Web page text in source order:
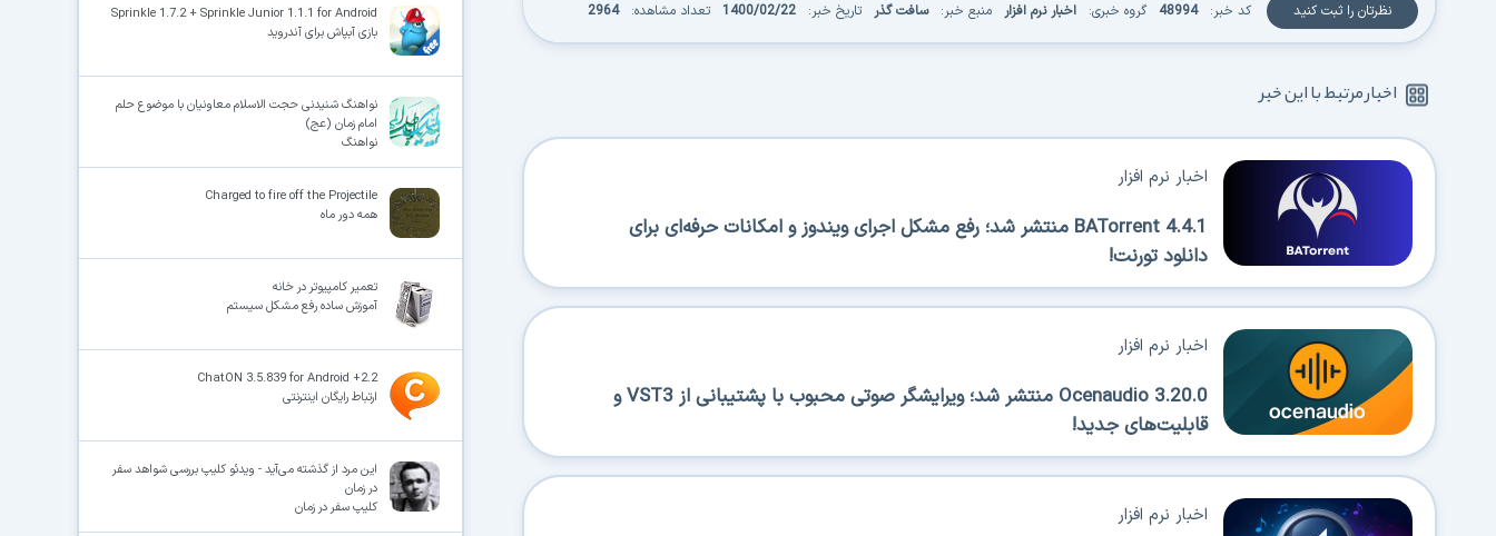
نظرتان را ثبت کنید کد خبر: 48994 گروه خبری: اخبار نرم افزار منبع خبر: سافت گذر تاریخ خبر: 1400/02/22 تعداد مشاهده: 2964
اخبار مرتبط با این خبر
BATorrent 4.4.1 منتشر شد؛ رفع مشکل اجرای ویندوز و امکانات حرفه‌ای برای
دانلود تورنت!
اخبار نرم افزار
Ocenaudio 3.20.0 منتشر شد؛ ویرایشگر صوتی محبوب با پشتیبانی از VST3 و
قابلیت‌های جدید!
اخبار نرم افزار
اخبار نرم افزار
Sprinkle 1.7.2 + Sprinkle Junior 1.1.1 for Android
بازی آبپاش برای آندروید
نواهنگ شنیدنی حجت الاسلام معاونیان با موضوع حلم
امام زمان (عج)
نواهنگ
Charged to fire off the Projectile
همه دور ماه
تعمیر کامپیوتر در خانه
آموزش ساده رفع مشکل سیستم
ChatON 3.5.839 for Android +2.2
ارتباط رایگان اینترنتی
این مرد از گذشته می‌آید - ویدئو کلیپ بررسی شواهد سفر
در زمان
کلیپ سفر در زمان